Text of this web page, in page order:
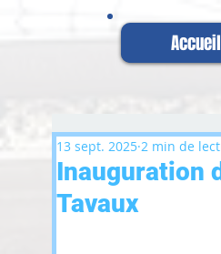
Accueil
Inauguration
Tavaux
13 sept. 2025 2 min de